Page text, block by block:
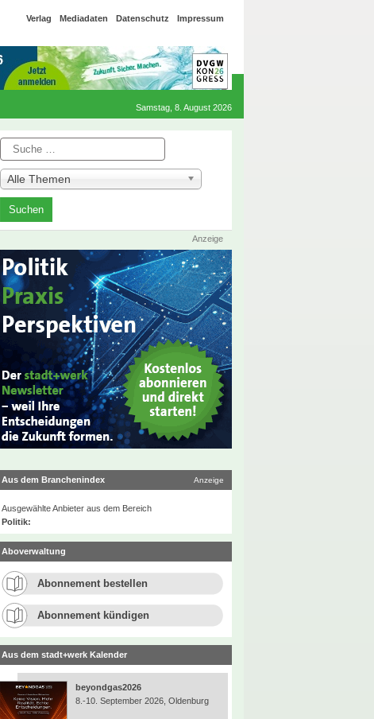
Verlag Mediadaten Datenschutz Impressum
Samstag, 8. August 2026
Suche
Alle Themen
Anzeige
Aus dem Branchenindex Anzeige
Ausgewählte Anbieter aus dem Bereich
Politik:
Aboverwaltung
Abonnement bestellen
Abonnement kündigen
Aus dem stadt+werk Kalender
beyondgas2026
8.-10. September 2026, Oldenburg